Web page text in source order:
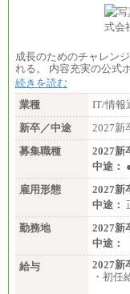
成長のためのチャレン
れる。 内容充実の公式
続きを読む
業種
IT/情報
新卒／中途
2027新
募集職種
2027新
中途：
雇用形態
2027新
中途：
勤務地
2027新
中途：
給与
2027新
・初任